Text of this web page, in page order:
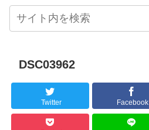
DSC03962
Twitter Facebook